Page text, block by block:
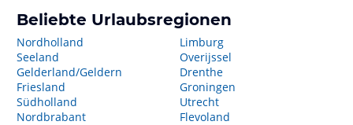
Beliebte Urlaubsregionen
Nordholland
Seeland
Gelderland/Geldern
Friesland
Südholland
Nordbrabant
Limburg
Overijssel
Drenthe
Groningen
Utrecht
Flevoland